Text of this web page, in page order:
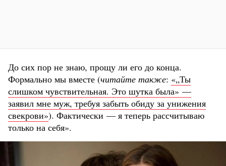
До сих пор не знаю, прощу ли его до конца.
Формально мы вместе (читайте также: «„Ты
слишком чувствительная. Это шутка была» —
заявил мне муж, требуя забыть обиду за унижения
свекрови»). Фактически — я теперь рассчитываю
только на себя».